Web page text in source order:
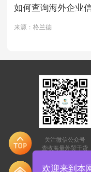
如何查询海外企业
来源：格兰德
关注微信公众号
查收海量外贸干货
关
欢迎来到本